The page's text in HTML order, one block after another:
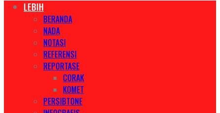
LEBIH
BERANDA
NADA
NOTASI
REFERENSI
REPORTASE
CORAK
KOMET
PERSIBTONE